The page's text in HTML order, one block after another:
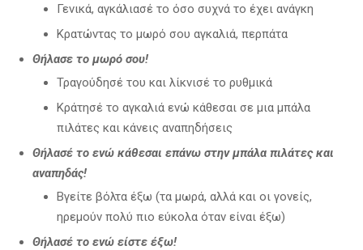
Γενικά, αγκάλιασέ το όσο συχνά το έχει ανάγκη
Κρατώντας το μωρό σου αγκαλιά, περπάτα
Θήλασε το μωρό σου!
Τραγούδησέ του και λίκνισέ το ρυθμικά
Κράτησέ το αγκαλιά ενώ κάθεσαι σε μια μπάλα
πιλάτες και κάνεις αναπηδήσεις
Θήλασέ το ενώ κάθεσαι επάνω στην μπάλα πιλάτες και
αναπηδάς!
Βγείτε βόλτα έξω (τα μωρά, αλλά και οι γονείς,
ηρεμούν πολύ πιο εύκολα όταν είναι έξω)
Θήλασέ το ενώ είστε έξω!